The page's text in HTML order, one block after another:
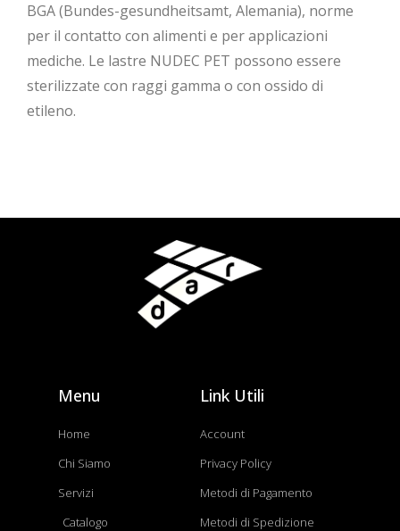
BGA (Bundes-gesundheitsamt, Alemania), norme
per il contatto con alimenti e per applicazioni
mediche. Le lastre NUDEC PET possono essere
sterilizzate con raggi gamma o con ossido di
etileno.
Menu
Home
Chi Siamo
Servizi
Catalogo
Link Utili
Account
Privacy Policy
Metodi di Pagamento
Metodi di Spedizione